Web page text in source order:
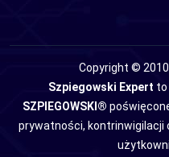
Copyright ©
Szpiegowski Expert to
SZPIEGOWSKI®
prywatności, kontrinwigilacji